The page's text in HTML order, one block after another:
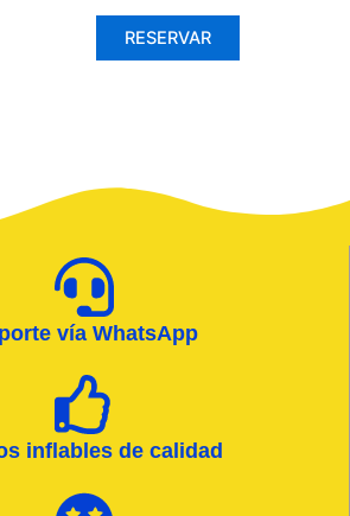
RESERVAR
vía WhatsApp
inflables de calidad